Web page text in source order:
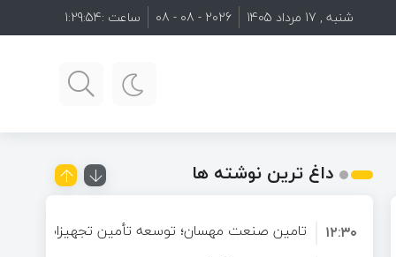
شنبه , 17 مرداد 1405 2026 - 08 - 08 ساعت :1:29:56
داغ ترین نوشته ها
تامین صنعت مهسان؛ توسعه تأمین تجهیزات صنعتی
۱۲:۳۰